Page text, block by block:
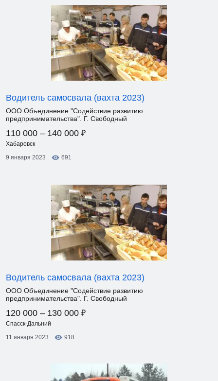
Водитель самосвала (вахта 2023)
ООО Объединение "Содействие развитию
предпринимательства". Г. Свободный
110 000 – 140 000 ₽
Хабаровск
9 января 2023
691
Водитель самосвала (вахта 2023)
ООО Объединение "Содействие развитию
предпринимательства". Г. Свободный
120 000 – 130 000 ₽
Спасск-Дальний
11 января 2023
918